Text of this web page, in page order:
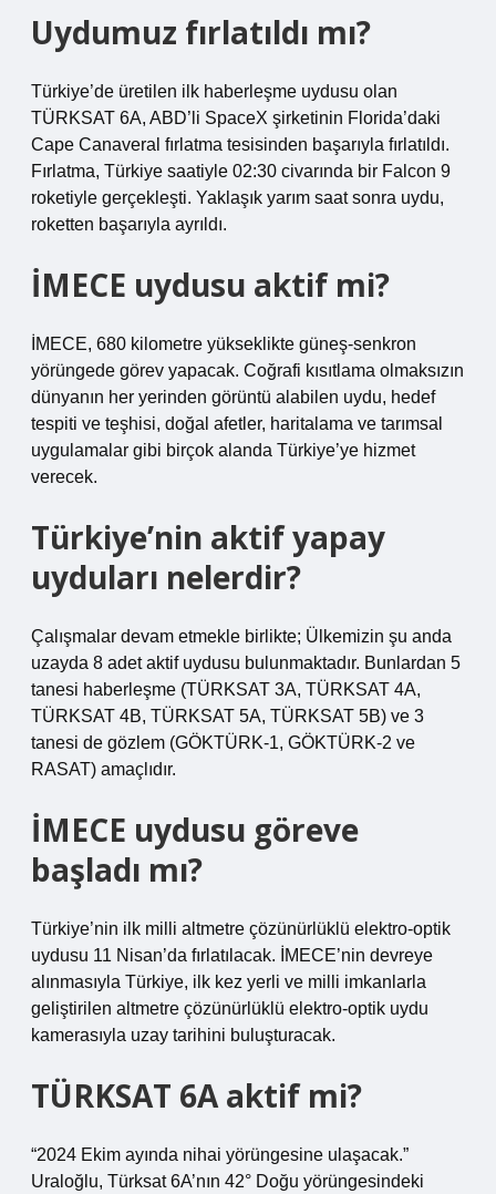
Uydumuz fırlatıldı mı?
Türkiye’de üretilen ilk haberleşme uydusu olan
TÜRKSAT 6A, ABD’li SpaceX şirketinin Florida’daki
Cape Canaveral fırlatma tesisinden başarıyla fırlatıldı.
Fırlatma, Türkiye saatiyle 02:30 civarında bir Falcon 9
roketiyle gerçekleşti. Yaklaşık yarım saat sonra uydu,
roketten başarıyla ayrıldı.
İMECE uydusu aktif mi?
İMECE, 680 kilometre yükseklikte güneş-senkron
yörüngede görev yapacak. Coğrafi kısıtlama olmaksızın
dünyanın her yerinden görüntü alabilen uydu, hedef
tespiti ve teşhisi, doğal afetler, haritalama ve tarımsal
uygulamalar gibi birçok alanda Türkiye’ye hizmet
verecek.
Türkiye’nin aktif yapay
uyduları nelerdir?
Çalışmalar devam etmekle birlikte; Ülkemizin şu anda
uzayda 8 adet aktif uydusu bulunmaktadır. Bunlardan 5
tanesi haberleşme (TÜRKSAT 3A, TÜRKSAT 4A,
TÜRKSAT 4B, TÜRKSAT 5A, TÜRKSAT 5B) ve 3
tanesi de gözlem (GÖKTÜRK-1, GÖKTÜRK-2 ve
RASAT) amaçlıdır.
İMECE uydusu göreve
başladı mı?
Türkiye’nin ilk milli altmetre çözünürlüklü elektro-optik
uydusu 11 Nisan’da fırlatılacak. İMECE’nin devreye
alınmasıyla Türkiye, ilk kez yerli ve milli imkanlarla
geliştirilen altmetre çözünürlüklü elektro-optik uydu
kamerasıyla uzay tarihini buluşturacak.
TÜRKSAT 6A aktif mi?
“2024 Ekim ayında nihai yörüngesine ulaşacak.”
Uraloğlu, Türksat 6A’nın 42° Doğu yörüngesindeki